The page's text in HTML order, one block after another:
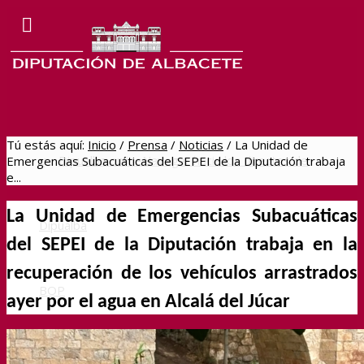
Dipualba onlineNavegar hacia los directos de
Dipualba
Sede Electrónica
Tú estás aquí: Inicio / Prensa / Noticias / La Unidad de
Emergencias Subacuáticas del SEPEI de la Diputación trabaja
e...
La Unidad de Emergencias Subacuáticas
del SEPEIde la Diputación trabaja en la
recuperación de los vehículos arrastrados
ayer por el agua en Alcalá del Júcar